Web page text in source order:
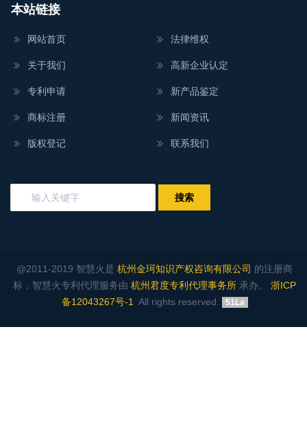
本站链接
网站首页
关于我们
专利申请
商标注册
版权登记
法律维权
高新企业认定
新产品鉴定
新闻资讯
联系我们
@2011-2019 智慧火是 杭州金珂知识产权咨询有限公司 的注册商
标，智慧火专利代理服务由 杭州君度专利代理事务所 承办。 浙ICP
备12043267号-1
All rights reserved. 51La